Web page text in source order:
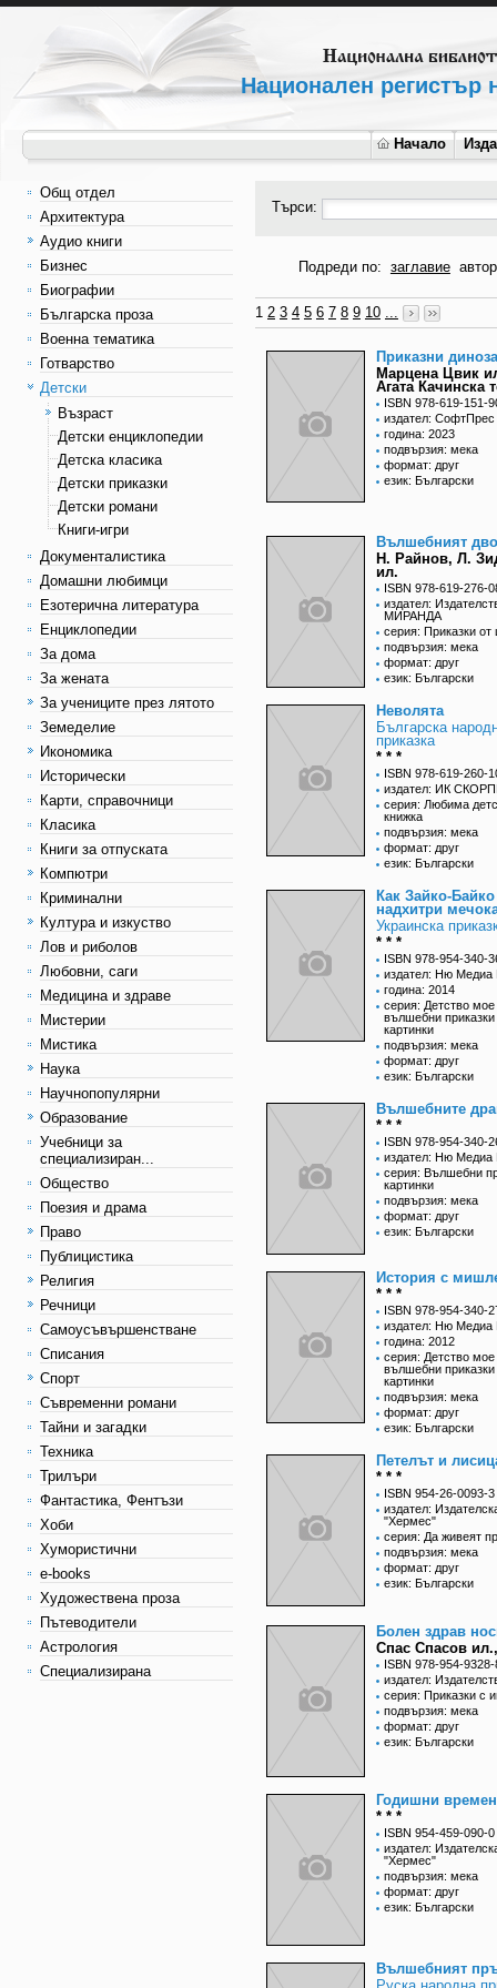
Национален регистър
Начало
Общ отдел
Архитектура
Аудио книги
Бизнес
Биографии
Българска проза
Военна тематика
Готварство
Детски
Възраст
Детски енциклопедии
Детска класика
Детски приказки
Детски романи
Книги-игри
Документалистика
Домашни любимци
Езотерична литература
Енциклопедии
За дома
За жената
За учениците през лятото
Земеделие
Икономика
Исторически
Карти, справочници
Класика
Книги за отпуската
Компютри
Криминални
Култура и изкуство
Лов и риболов
Любовни, саги
Медицина и здраве
Мистерии
Мистика
Наука
Научнопопулярни
Образование
Учебници за
специализиран...
Общество
Поезия и драма
Право
Публицистика
Религия
Речници
Самоусъвършенстване
Списания
Спорт
Съвременни романи
Тайни и загадки
Техника
Трилъри
Фантастика, Фентъзи
Хоби
Хумористични
e-books
Художествена проза
Пътеводители
Астрология
Специализирана
Търси:
Подреди по: заглавие автор
1 2 3 4 5 6 7 8 9 10 ...
Приказни
Марцена Цвик
Агата Качинска
ISBN 978-619-151-
издател: СофтПрес
година: 2023
подвързия: мека
формат: друг
език: Български
Вълшебният
Н. Райнов, Л.
ил.
ISBN 978-619-276-
издател:
МИРАНДА
серия: Приказки от
подвързия: мека
формат: друг
език: Български
Неволята
Българска
приказка
* * *
ISBN 978-619-260-
издател: ИК
серия: Любима
книжка
подвързия: мека
формат: друг
език: Български
Как Зайко-Байко
надхитри
Украинска
* * *
ISBN 978-954-340-
издател: Ню Медиа
година: 2014
серия: Детство мое
вълшебни приказки
картинки
подвързия: мека
формат: друг
език: Български
Вълшебните
* * *
ISBN 978-954-340-
издател: Ню Медиа
серия: Вълшебни
картинки
подвързия: мека
формат: друг
език: Български
История с
* * *
ISBN 978-954-340-
издател: Ню Медиа
година: 2012
серия: Детство мое
вълшебни приказки
картинки
подвързия: мека
формат: друг
език: Български
Петелът и
* * *
ISBN 954-26-0093-3
издател:
"Хермес"
серия: Да живеят
подвързия: мека
формат: друг
език: Български
Болен здрав
Спас Спасов
ISBN 978-954-
издател:
серия: Приказки с
подвързия: мека
формат: друг
език: Български
Годишни
* * *
ISBN 954-459-090-0
издател:
"Хермес"
подвързия: мека
формат: друг
език: Български
Вълшебният